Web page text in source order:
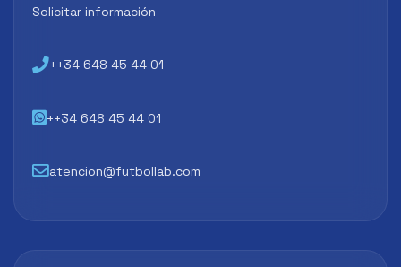
Solicitar información
++34 648 45 44 01
++34 648 45 44 01
atencion@futbollab.com